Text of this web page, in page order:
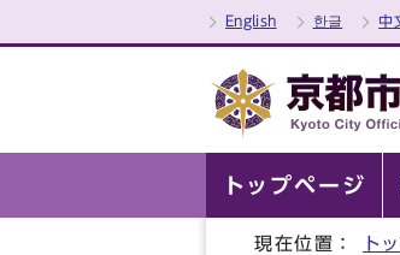
English 한글 中
トップページ
現在位置： ト